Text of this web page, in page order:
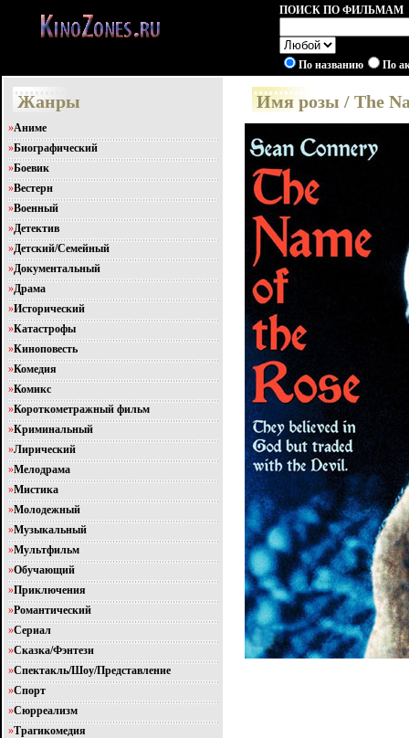
ПОИСК ПО ФИЛЬМАМ
По названию По
Жанры
»Аниме
»Биографический
»Боевик
»Вестерн
»Военный
»Детектив
»Детский/Семейный
»Документальный
»Драма
»Исторический
»Катастрофы
»Киноповесть
»Комедия
»Комикс
»Короткометражный фильм
»Криминальный
»Лирический
»Мелодрама
»Мистика
»Молодежный
»Музыкальный
»Мультфильм
»Обучающий
»Приключения
»Романтический
»Сериал
»Сказка/Фэнтези
»Спектакль/Шоу/Представление
»Спорт
»Сюрреализм
»Трагикомедия
Имя розы / The